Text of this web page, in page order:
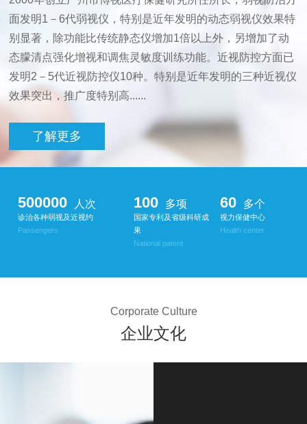
面发明1－6代弱视仪，特别是近年发明的动态弱视仪效果特
别显著，除功能比传统静态仪增加1倍以上外，另增加了动
态朦清点强化增视和调焦灵敏度训练功能。近视防控方面已
发明2－5代近视防控仪10种。特别是近年发明的三种近视仪
效果突出，推广度特别高......
了解更多
500000 人次
诊治各种弱视及近视约
Passengers
100 多项
国家专利及省级科研成
果
National patent
60 多个
视力保健中心
Health center
Corporate Culture
企业文化